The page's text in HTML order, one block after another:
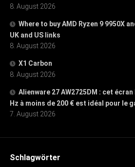
8. August 2026
Where to buy AMD Ryzen 9 9950X
UK and US links
8. August 2026
X1 Carbon
8. August 2026
Alienware 27 AW2725DM : cet écran
Hz à moins de 200 € est idéal pour le
7. August 2026
Schlagwörter